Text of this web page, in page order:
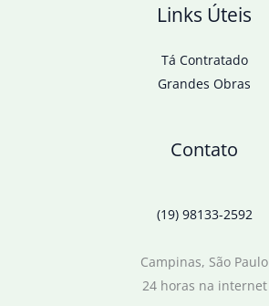
Links Úteis
Tá Contratado
Grandes Obras
Contato
(19) 98133-2592
Campinas, São Paulo
24 horas na internet